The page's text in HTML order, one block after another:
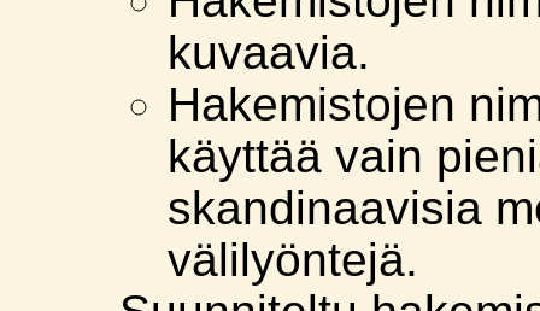
kuvaavia.
Hakemistojen
käyttää vain
skandinaavisia
välilyöntejä.